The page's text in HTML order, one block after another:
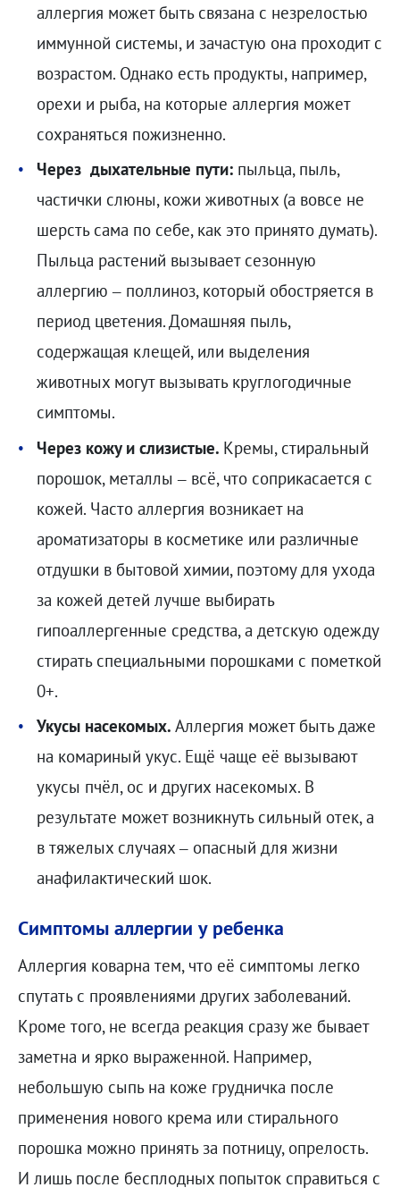
аллергия может быть связана с незрелостью
иммунной системы, и зачастую она проходит с
возрастом. Однако есть продукты, например,
орехи и рыба, на которые аллергия может
сохраняться пожизненно.
Через дыхательные пути:пыльца, пыль,
частички слюны, кожи животных (а вовсе не
шерсть сама по себе, как это принято думать).
Пыльца растений вызывает сезонную
аллергию – поллиноз, который обостряется в
период цветения. Домашняя пыль,
содержащая клещей, или выделения
животных могут вызывать круглогодичные
симптомы.
Через кожу и слизистые. Кремы, стиральный
порошок, металлы – всё, что соприкасается с
кожей. Часто аллергия возникает на
ароматизаторы в косметике или различные
отдушки в бытовой химии, поэтому для ухода
за кожей детей лучше выбирать
гипоаллергенные средства, а детскую одежду
стирать специальными порошками с пометкой
0+.
Укусы насекомых. Аллергия может быть даже
на комариный укус. Ещё чаще её вызывают
укусы пчёл, ос и других насекомых. В
результате может возникнуть сильный отек, а
в тяжелых случаях – опасный для жизни
анафилактический шок.
Симптомы аллергии у ребенка
Аллергия коварна тем, что её симптомы легко
спутать с проявлениями других заболеваний.
Кроме того, не всегда реакция сразу же бывает
заметна и ярко выраженной. Например,
небольшую сыпь на коже грудничка после
применения нового крема или стирального
порошка можно принять за потницу, опрелость.
И лишь после бесплодных попыток справиться с